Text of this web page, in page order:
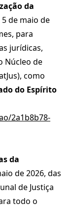
da
5 de maio de
para
jurídicas,
Núcleo de
como
do Espírito
2a1b8b78-
da
de 2026, das
de Justiça
todo o